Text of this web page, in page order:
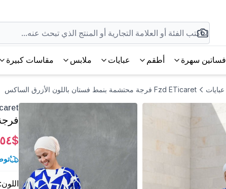
فساتين سهرة أطقم عبايات ملابس مقاسات كبيرة
عبايات Fzd ETicaret فرجة محتشمة بنمط فستان باللون الأزرق الساكس
$٢٨٫٥٤
اللون: